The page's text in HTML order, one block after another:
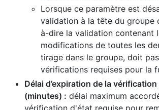
Lorsque ce paramètre est
validation à la tête du groupe
à-dire la validation contenant
modifications de toutes les
tirage dans le groupe, doit
vérifications requises pour la
Délai d’expiration de la vérification
(minutes) : délai maximum
vérification d'état requise pour